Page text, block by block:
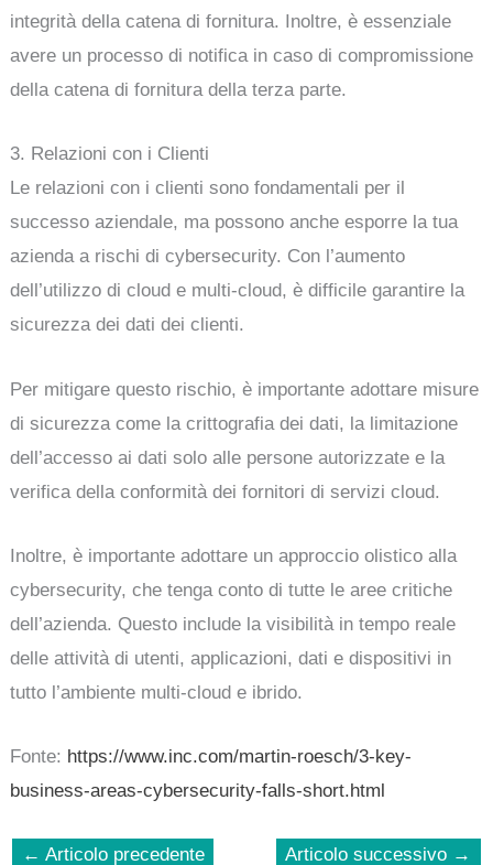
integrità della catena di fornitura. Inoltre, è essenziale
avere un processo di notifica in caso di compromissione
della catena di fornitura della terza parte.
3. Relazioni con i Clienti
Le relazioni con i clienti sono fondamentali per il
successo aziendale, ma possono anche esporre la tua
azienda a rischi di cybersecurity. Con l’aumento
dell’utilizzo di cloud e multi-cloud, è difficile garantire la
sicurezza dei dati dei clienti.
Per mitigare questo rischio, è importante adottare misure
di sicurezza come la crittografia dei dati, la limitazione
dell’accesso ai dati solo alle persone autorizzate e la
verifica della conformità dei fornitori di servizi cloud.
Inoltre, è importante adottare un approccio olistico alla
cybersecurity, che tenga conto di tutte le aree critiche
dell’azienda. Questo include la visibilità in tempo reale
delle attività di utenti, applicazioni, dati e dispositivi in
tutto l’ambiente multi-cloud e ibrido.
Fonte: https://www.inc.com/martin-roesch/3-key-
business-areas-cybersecurity-falls-short.html
← Articolo precedente Articolo successivo →